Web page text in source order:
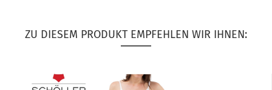
ZU DIESEM PRODUKT EMPFEHLEN WIR IHNEN: